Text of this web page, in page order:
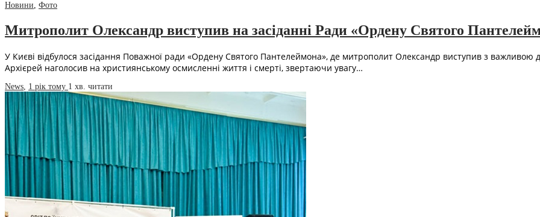
Новини, Фото
Митрополит Олександр виступив на засіданні Ради «Ордену Святого
У Києві відбулося засідання Поважної ради «Ордену Святого Пантелеймона», де митрополит Олександр виступив з важливою
Архієрей наголосив на християнському осмисленні життя і смерті, звертаючи увагу…
News, 1 рік тому 1 хв. читати